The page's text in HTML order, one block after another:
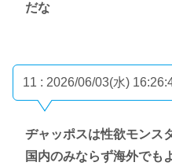
だな
11 : 2026/06/03(水)
ヂャッポスは性欲モンス
国内のみならず海外でも